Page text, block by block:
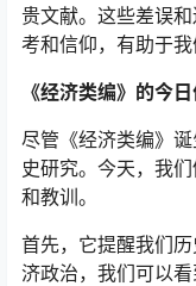
贵文献。这些差误
考和信仰，有助于我
《经济类编》的今
尽管《经济类编》
史研究。今天，我
和教训。
首先，它提醒我们
济政治，我们可以